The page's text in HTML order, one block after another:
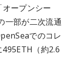
ープンシー
一部が二次流通
でのコレ
（約2.6